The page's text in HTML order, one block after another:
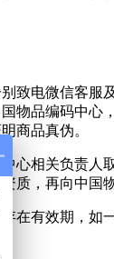
电微信客服及
物品编码中心
商品真伪。
相关负责人取
质，再向中国
有效期，如一